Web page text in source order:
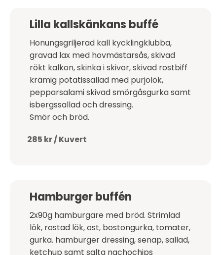
Lilla kallskänkans buffé
Honungsgriljerad kall kycklingklubba,
gravad lax med hovmästarsås, skivad
rökt kalkon, skinka i skivor, skivad rostbiff
krämig potatissallad med purjolök,
pepparsalami skivad smörgåsgurka samt
isbergssallad och dressing.
Smör och bröd.
285 kr / Kuvert
Hamburger buffén
2x90g hamburgare med bröd. Strimlad
lök, rostad lök, ost, bostongurka, tomater,
gurka. hamburger dressing, senap, sallad,
ketchup samt salta nachochips